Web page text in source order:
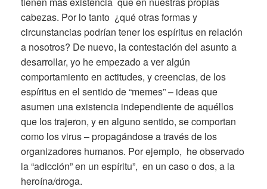
cabezas. Por lo tanto ¿qué otras formas y
circunstancias podrían tener los espíritus en relación
a nosotros? De nuevo, la contestación del asunto a
desarrollar, yo he empezado a ver algún
comportamiento en actitudes, y creencias, de los
espíritus en el sentido de “memes” – ideas que
asumen una existencia independiente de aquéllos
que los trajeron, y en alguno sentido, se comportan
como los virus – propagándose a través de los
organizadores humanos. Por ejemplo, he observado
la “adicción” en un espíritu”, en un caso o dos, a la
heroína/droga.